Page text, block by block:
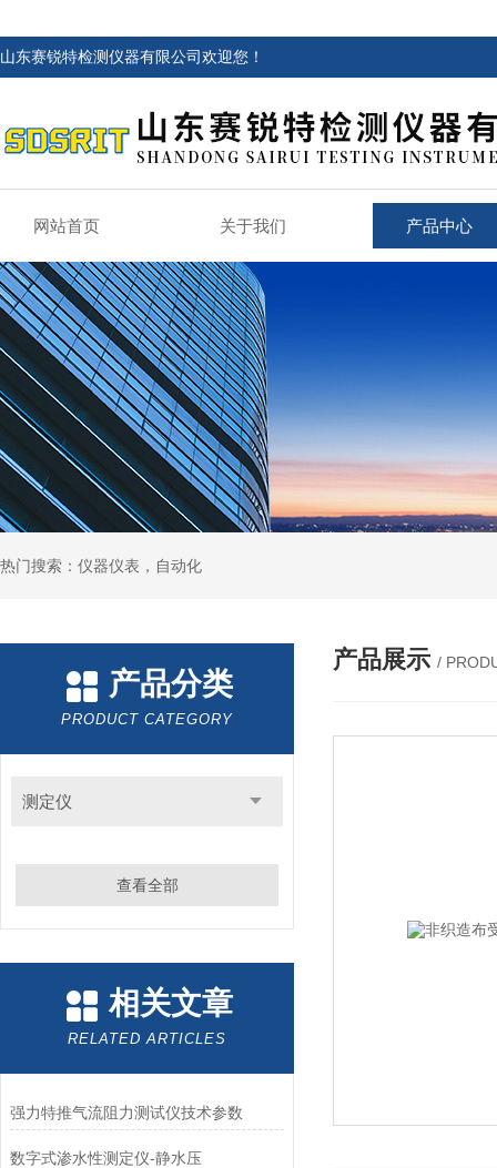
山东赛锐特检测仪器有限公司欢迎您！
网站首页 关于我们 产品中心
热门搜索：仪器仪表，自动化
产品分类
PRODUCT CATEGORY
测定仪
查看全部
相关文章
RELATED ARTICLES
强力特推气流阻力测试仪技术参数
数字式渗水性测定仪-静水压
产品展示 /